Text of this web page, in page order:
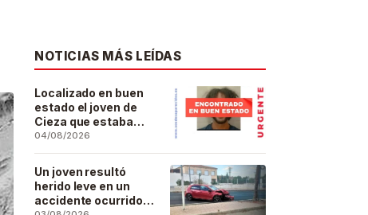
NOTICIAS MÁS LEÍDAS
Localizado en buen
estado el joven de
Cieza que estaba
desaparecido desde
el pasado 29 de julio
04/08/2026
Un joven resultó
herido leve en un
accidente ocurrido